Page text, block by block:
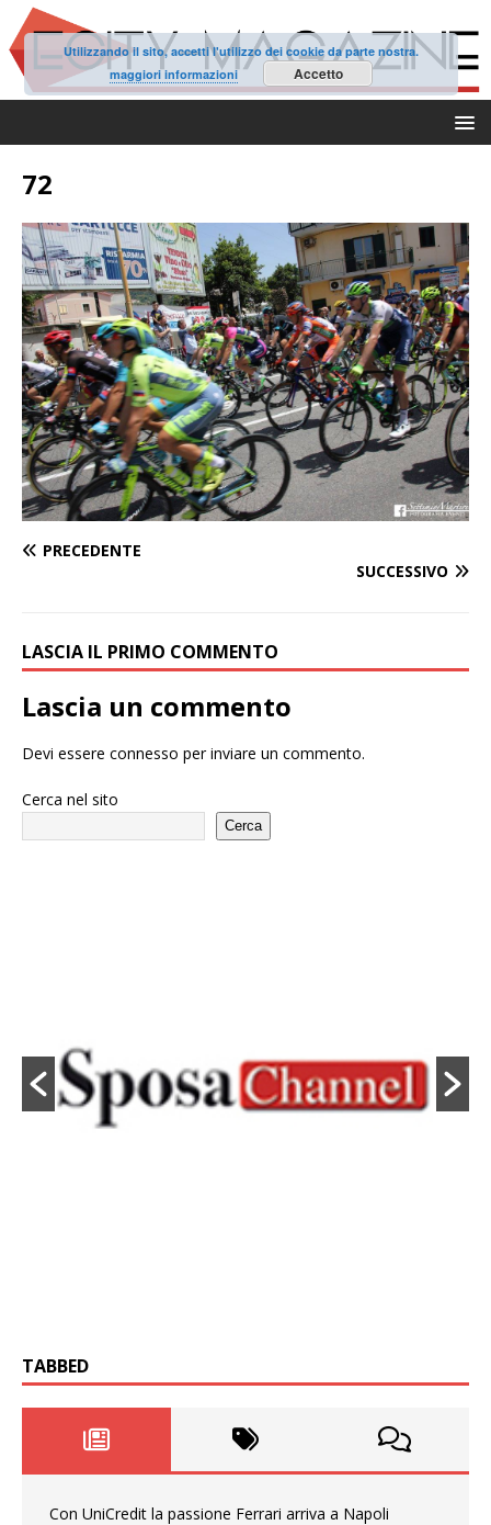
72
PRECEDENTE
SUCCESSIVO
LASCIA IL PRIMO COMMENTO
Lascia un commento
Devi essere connesso per inviare un commento.
Cerca nel sito
Cerca
TABBED
Con UniCredit la passione Ferrari arriva a Napoli
Utilizzando il sito, accetti l'utilizzo dei cookie da parte nostra.
maggiori informazioni
Accetto